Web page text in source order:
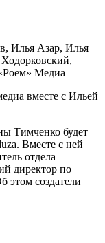
Илья Азар, Илья
Медиа
вместе с Ильей
Тимченко будет
Вместе с ней
отдела
директор по
создатели